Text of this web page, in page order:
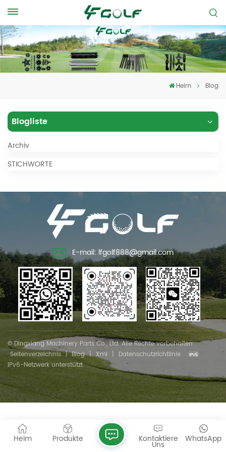
Heim Blog
Blogliste
Archiv
STICHWORTE
E-mail: lfgolf888@gmail.com
© Dingxiang Machinery Parts Co., Ltd. Alle Rechte vorbehalten .
Seitenverzeichnis | Blog | Xml |
Datenschutzrichtlinie
IPv6-Netzwerk unterstützt
Heim Produkte WhatsApp
Kontaktiere
Uns